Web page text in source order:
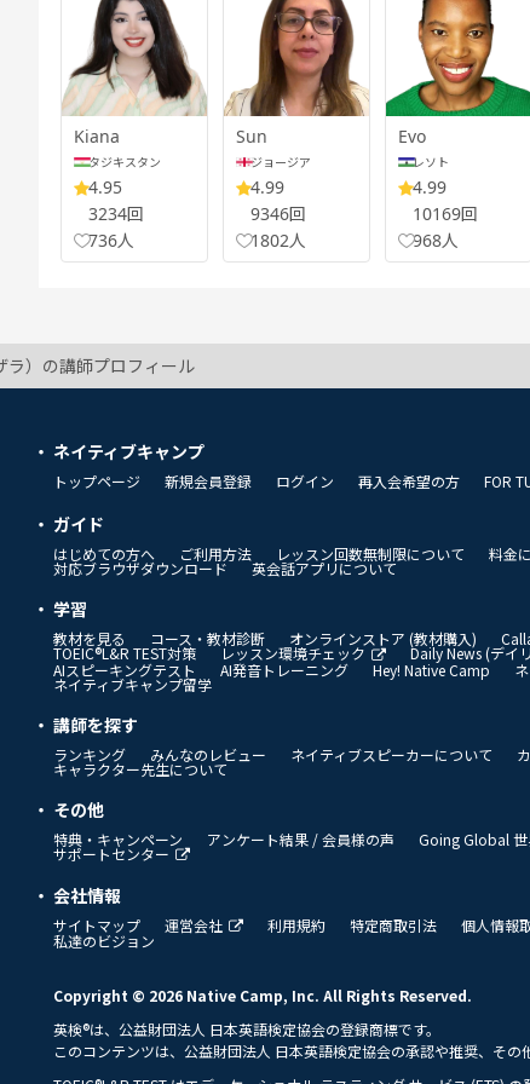
Kiana
タジキスタン
4.95
3234回
736人
Sun
ジョージア
4.99
9346回
1802人
Evo
レソト
4.99
10169回
968人
ラ）の講師プロフィール
ネイティブキャンプ
トップページ 新規会員登録 ログイン 再入会希望の方 FOR
ガイド
はじめての方へ ご利用方法 レッスン回数無制限について 料金
対応ブラウザダウンロード 英会話アプリについて
学習
教材を見る コース・教材診断 オンラインストア (教材購入)
TOEIC®L&R TEST対策 レッスン環境チェック Daily News (デイ
AIスピーキングテスト
AI発音トレーニング Hey! Native Camp
ネイティブキャンプ留学
講師を探す
ランキング みんなのレビュー ネイティブスピーカーについて
キャラクター先生について
その他
特典・キャンペーン アンケート結果 / 会員様の声 Going Global
サポートセンター
会社情報
サイトマップ 運営会社 利用規約 特定商取引法 個人情報
私達のビジョン
Copyright © 2026 Native Camp, Inc. All Rights Reserved.
英検®は、公益財団法人 日本英語検定協会の登録商標です。
このコンテンツは、公益財団法人 日本英語検定協会の承認や推奨、その